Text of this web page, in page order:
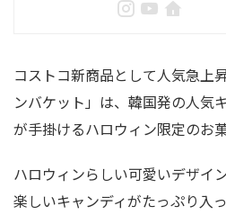
コストコ新商品として人気急上
ンバケット」は、韓国発の人気
が手掛けるハロウィン限定のお
ハロウィンらしい可愛いデザイ
楽しいキャンディがたっぷり入っ